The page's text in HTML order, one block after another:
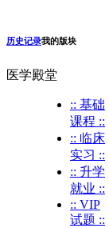
历史记录我的版块
医学殿堂
:: 基础
课程 ::
:: 临床
实习 ::
:: 升学
就业 ::
:: VIP
试题 ::